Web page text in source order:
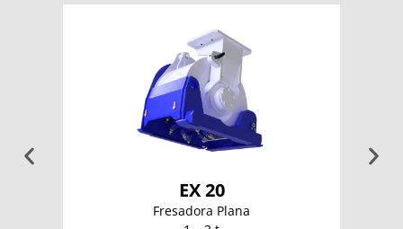
EX 20
Fresadora Plana